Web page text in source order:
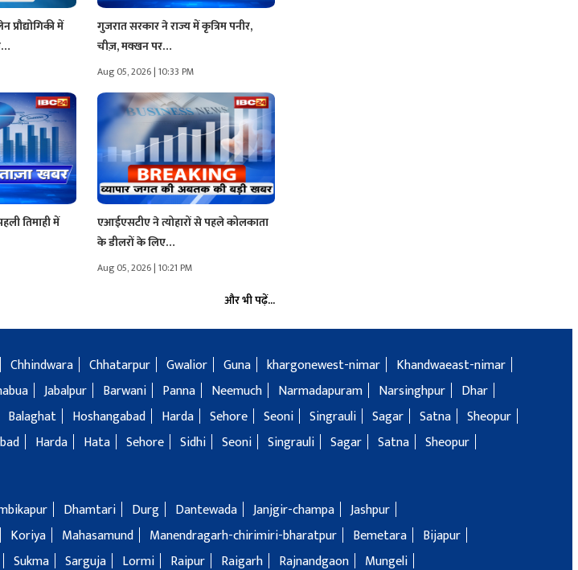
में
गुजरात सरकार ने राज्य में कृत्रिम पनीर,
चीज़, मक्खन पर…
Aug 05, 2026 | 10:33 PM
तिमाही में
एआईएसटीए ने त्योहारों से पहले कोलकाता
के डीलरों के लिए…
Aug 05, 2026 | 10:21 PM
और भी पढ़ें...
Chhindwara Chhatarpur Gwalior Guna khargonewest-nimar
Khandwaeast-nimar
Jabalpur Barwani Panna Neemuch Narmadapuram Narsinghpur
Dhar
Balaghat Hoshangabad Harda Sehore Seoni Singrauli Sagar Satna
Sheopur
Harda Hata Sehore Sidhi Seoni Singrauli Sagar Satna
Sheopur
Dhamtari Durg Dantewada Janjgir-champa
Jashpur
Koriya Mahasamund Manendragarh-chirimiri-bharatpur Bemetara
Bijapur
Sukma Sarguja Lormi Raipur Raigarh Rajnandgaon Mungeli